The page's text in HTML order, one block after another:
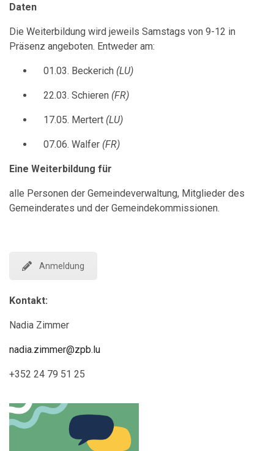
Daten
Die Weiterbildung wird jeweils Samstags von 9-12 in
Präsenz angeboten. Entweder am:
01.03. Beckerich (LU)
22.03. Schieren (FR)
17.05. Mertert (LU)
07.06. Walfer (FR)
Eine Weiterbildung für
alle Personen der Gemeindeverwaltung, Mitglieder des
Gemeinderates und der Gemeindekommissionen.
Anmeldung
Kontakt:
Nadia Zimmer
nadia.zimmer@zpb.lu
+352 24 79 51 25